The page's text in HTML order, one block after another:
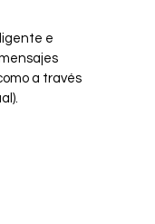
e
a través